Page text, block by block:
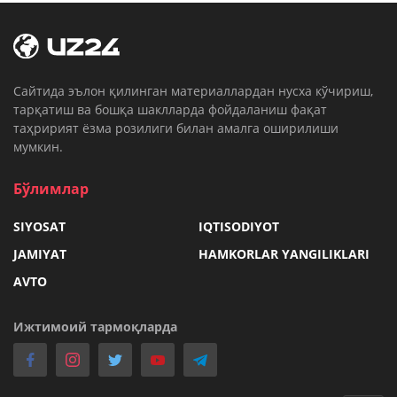
Cайтида эълон қилинган материаллардан нусха кўчириш,
тарқатиш ва бошқа шаклларда фойдаланиш фақат
таҳририят ёзма розилиги билан амалга оширилиши
мумкин.
Бўлимлар
SIYOSAT
IQTISODIYOT
JAMIYAT
HAMKORLAR YANGILIKLARI
AVTO
Ижтимоий тармоқларда